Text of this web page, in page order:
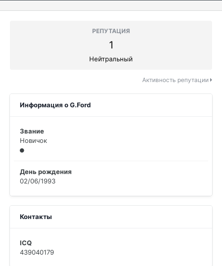
РЕПУТАЦИЯ
1
Нейтральный
Активность репутации
Информация о G.Ford
Звание
Новичок
День рождения
02/06/1993
Контакты
ICQ
439040179